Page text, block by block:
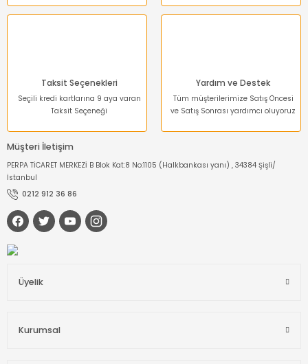
Taksit Seçenekleri
Seçili kredi kartlarına 9 aya varan
Taksit Seçeneği
Yardım ve Destek
Tüm müşterilerimize Satış Öncesi
ve Satış Sonrası yardımcı oluyoruz
Müşteri İletişim
PERPA TİCARET MERKEZİ B Blok Kat:8 No:1105 (Halkbankası yanı) , 34384 Şişli/
İstanbul
0212 912 36 86
Üyelik
Kurumsal